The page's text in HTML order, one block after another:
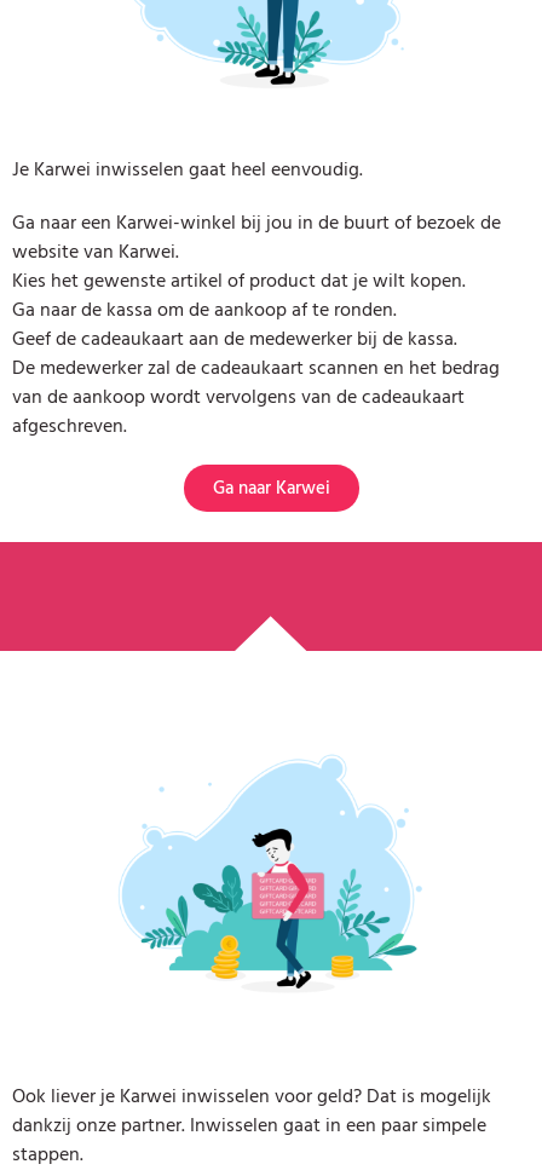
Je Karwei inwisselen gaat heel eenvoudig.
Ga naar een Karwei-winkel bij jou in de buurt of bezoek de
website van Karwei.
Kies het gewenste artikel of product dat je wilt kopen.
Ga naar de kassa om de aankoop af te ronden.
Geef de cadeaukaart aan de medewerker bij de kassa.
De medewerker zal de cadeaukaart scannen en het bedrag
van de aankoop wordt vervolgens van de cadeaukaart
afgeschreven.
Ga naar Karwei
Ook liever je Karwei inwisselen voor geld? Dat is mogelijk
dankzij onze partner. Inwisselen gaat in een paar simpele
stappen.